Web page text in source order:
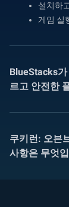
설치하
게임 실
BlueStacks
르고 안전한
쿠키런: 오븐
사항은 무엇